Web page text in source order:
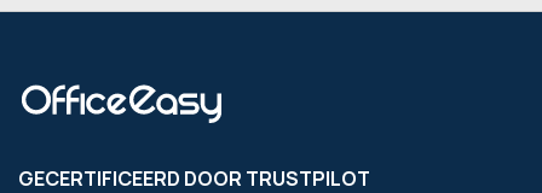
GECERTIFICEERD DOOR TRUSTPILOT